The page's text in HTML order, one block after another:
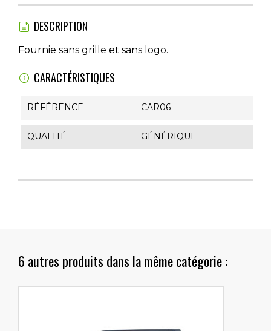
DESCRIPTION
Fournie sans grille et sans logo.
CARACTÉRISTIQUES
RÉFÉRENCE CAR06
QUALITÉ GÉNÉRIQUE
6 autres produits dans la même catégorie :